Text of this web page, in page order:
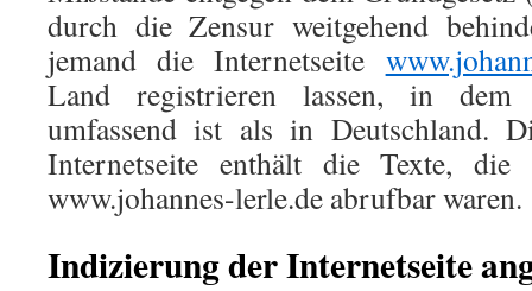
durch die Zensur weitgehend
jemand die Internetseite
Land registrieren lassen, in dem
umfassend ist als in Deutschland.
Internetseite enthält die Texte,
www.johannes-lerle.de abrufbar waren.
Indizierungder Internetseite